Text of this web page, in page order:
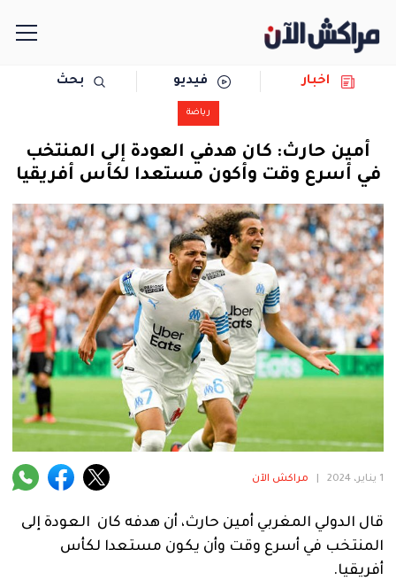
مجتمع
سياسة
رياضة
حوادث
دولية
المرأة
فنية
منوعة
آراء
اخبار فيديو بحث
رياضة
أمين حارث: كان هدفي العودة إلى المنتخب
في أسرع وقت وأكون مستعدا لكأس أفريقيا
1 يناير، 2024 مراكش الآن
قال الدولي المغربي أمين حارث، أن هدفه كان العودة إلى
المنتخب في أسرع وقت وأن يكون مستعدا لكأس
أفريقيا.